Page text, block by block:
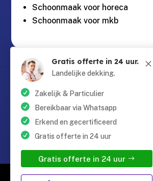
Schoonmaak voor horeca
Schoonmaak voor mkb

Guntersteinweg 377,
2531KA Den Haag

 085 90 24 24 6
M
Gratis offerte in 24 uur.
Landelijke dekking.
Zakelijk & Particulier
Bereikbaar via Whatsapp
Erkend en gecertificeerd
Gratis offerte in 24 uur
Gratis offerte in 24 uur
© Copyright Schoonmaak Totaal |